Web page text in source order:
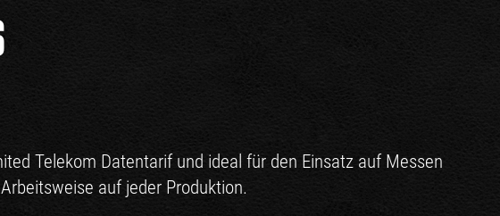
Telekom Datentarif und ideal für den Einsatz auf Messen
auf jeder Produktion.